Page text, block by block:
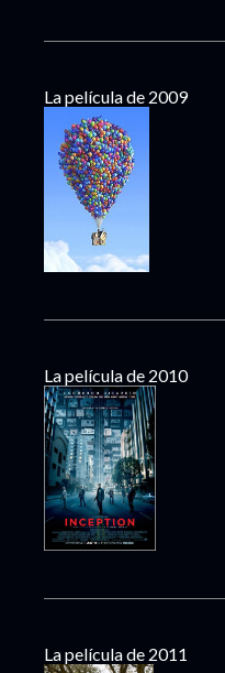
La película de 2009
La película de 2010
La película de 2011